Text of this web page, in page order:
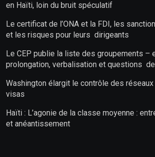
en Haïti, loin du bruit spéculatif
Le certificat de l’ONA et la FDI, les
et les risques pour leurs dirigeants
Le CEP publie la liste des groupements –
prolongation, verbalisation et questions
Washington élargit le contrôle des
visas
Haïti : L’agonie de la classe moyenne :
et anéantissement